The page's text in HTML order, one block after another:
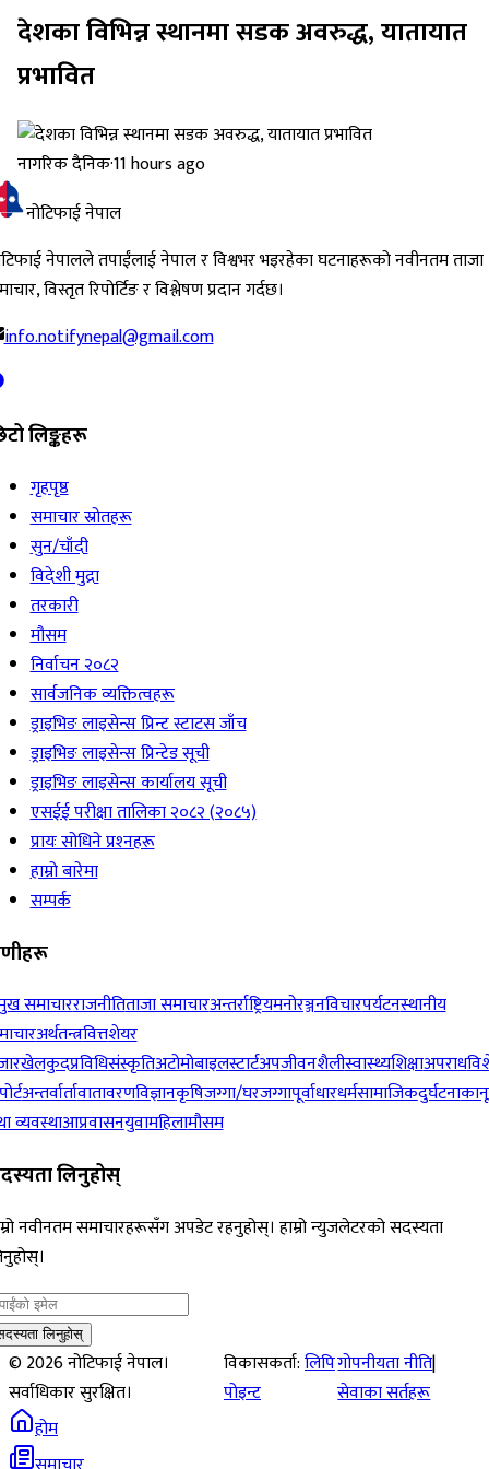
देशका विभिन्न स्थानमा सडक अवरुद्ध, यातायात
प्रभावित
नागरिक दैनिक·11 hours ago
नोटिफाई नेपाल
नेपालले तपाईंलाई नेपाल र विश्वभर भइरहेका घटनाहरूको नवीनतम ताजा
विस्तृत रिपोर्टिङ र विश्लेषण प्रदान गर्दछ।
info.notifynepal@gmail.com
लिङ्कहरू
गृहपृष्ठ
समाचार स्रोतहरू
सुन/चाँदी
विदेशी मुद्रा
तरकारी
मौसम
निर्वाचन २०८२
सार्वजनिक व्यक्तित्वहरू
ड्राइभिङ लाइसेन्स प्रिन्ट स्टाटस जाँच
ड्राइभिङ लाइसेन्स प्रिन्टेड सूची
ड्राइभिङ लाइसेन्स कार्यालय सूची
एसईई परीक्षा तालिका २०८२ (२०८५)
प्रायः सोधिने प्रश्‍नहरू
हाम्रो बारेमा
सम्पर्क
समाचारराजनीतिताजा समाचारअन्तर्राष्ट्रियमनोरञ्जनविचारपर्यटनस्थानीय
अर्थतन्त्रवित्तशेयर
खेलकुदप्रविधिसंस्कृतिअटोमोबाइलस्टार्टअपजीवनशैलीस्वास्थ्यशिक्षाअपराध
अन्तर्वार्तावातावरणविज्ञानकृषिजग्गा/घरजग्गापूर्वाधारधर्मसामाजिकदुर्घटना
व्यवस्थाआप्रवासनयुवामहिलामौसम
लिनुहोस्
नवीनतम समाचारहरूसँग अपडेट रहनुहोस्। हाम्रो न्युजलेटरको सदस्यता
लिनुहोस्
©2026नोटिफाई नेपाल।
सर्वाधिकार सुरक्षित।
विकासकर्ता:लिपि
पोइन्ट
गोपनीयता नीति|
सेवाका सर्तहरू
होम